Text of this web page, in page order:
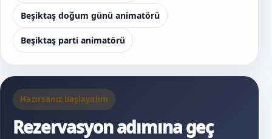
Beşiktaş doğum günü animatörü
Beşiktaş parti animatörü
Hazırsanız başlayalım
Rezervasyon adımına geç